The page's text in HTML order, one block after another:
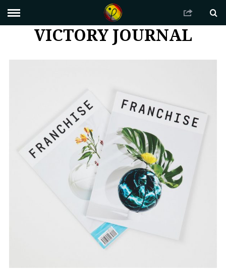
VICTORY JOURNAL